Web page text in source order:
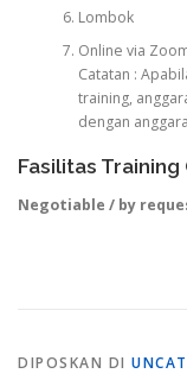
Lombok
Online via
Catatan :
training,
dengan
Fasilitas
Negotiable / by
DIPOSKAN DI